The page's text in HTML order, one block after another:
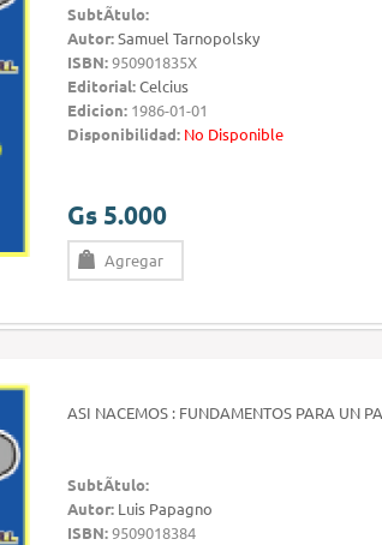
SubtÃ­tulo:
Autor:Samuel Tarnopolsky
ISBN:950901835X
Editorial:Celcius
Edicion: 1986-01-01
Disponibilidad: No Disponible
Gs 5.000
Agregar
ASI NACEMOS : FUNDAMENTOS PARA UN
SubtÃ­tulo:
Autor: Luis Papagno
ISBN:9509018384